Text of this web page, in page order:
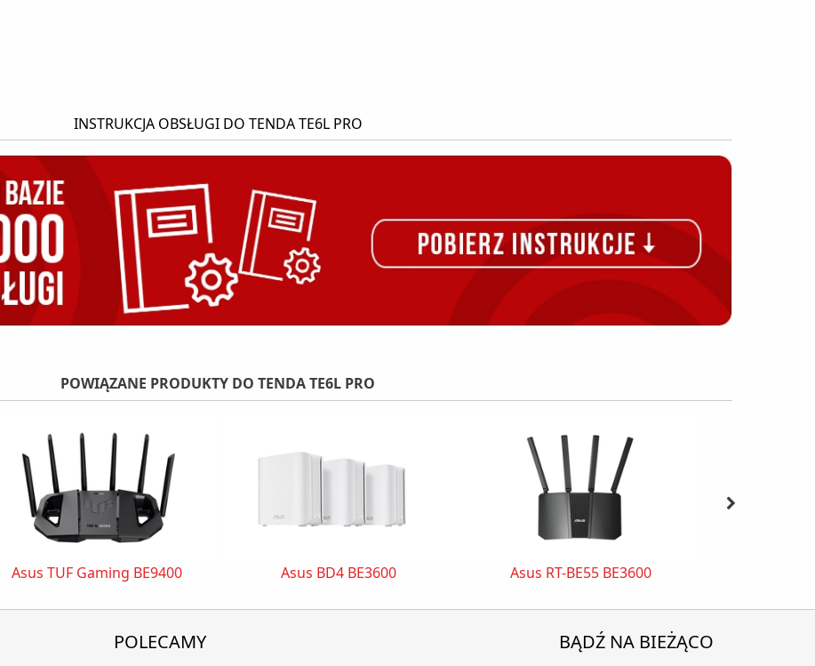
INSTRUKCJA OBSŁUGI DO TENDA TE6L PRO
POWIĄZANE PRODUKTY DO TENDA TE6L PRO
Asus TUF Gaming BE9400 Asus BD4 BE3600 Asus RT-BE55 BE3600
POLECAMY BĄDŹ NA BIEŻĄCO